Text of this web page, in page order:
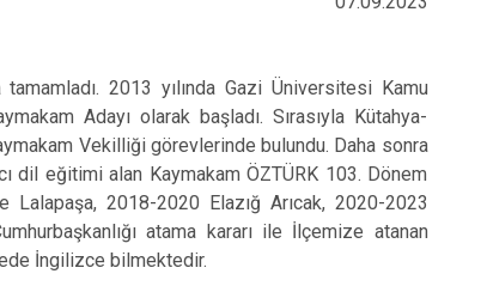
2013 yılında Gazi Üniversitesi Kamu
Adayı olarak başladı. Sırasıyla Kütahya-
Vekilliği görevlerinde bulundu. Daha sonra
dil eğitimi alan Kaymakam ÖZTÜRK 103. Dönem
Lalapaşa, 2018-2020 Elazığ Arıcak, 2020-2023
atama kararı ile İlçemize atanan
İngilizce bilmektedir.